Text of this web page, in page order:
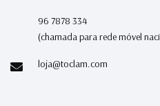
96 7878 334
(chamada para rede móvel
loja@toclam.com